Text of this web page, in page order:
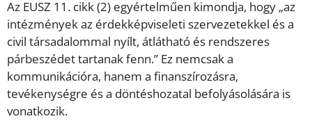
Az EUSZ 11. cikk (2) egyértelműen kimondja, hogy „az
intézmények az érdekképviseleti szervezetekkel és a
civil társadalommal nyílt, átlátható és rendszeres
párbeszédet tartanak fenn.” Ez nemcsak a
kommunikációra, hanem a finanszírozásra,
tevékenységre és a döntéshozatal befolyásolására is
vonatkozik.